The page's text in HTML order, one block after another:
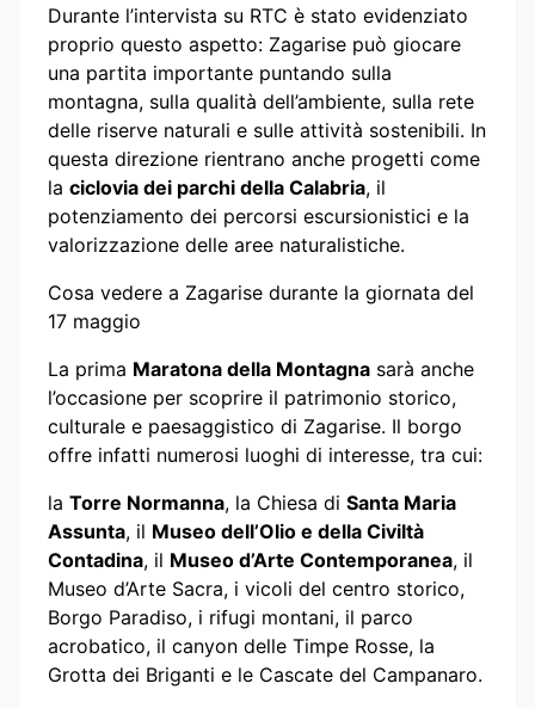
Durante l’intervista su RTC è stato evidenziato
proprio questo aspetto: Zagarise può giocare
una partita importante puntando sulla
montagna, sulla qualità dell’ambiente, sulla rete
delle riserve naturali e sulle attività sostenibili. In
questa direzione rientrano anche progetti come
la ciclovia dei parchi della Calabria, il
potenziamento dei percorsi escursionistici e la
valorizzazione delle aree naturalistiche.
Cosa vedere a Zagarise durante la giornata del
17 maggio
La prima Maratona della Montagna sarà anche
l’occasione per scoprire il patrimonio storico,
culturale e paesaggistico di Zagarise. Il borgo
offre infatti numerosi luoghi di interesse, tra cui:
la Torre Normanna, la Chiesa di Santa Maria
Assunta, il Museo dell’Olio e della Civiltà
Contadina, il Museo d’Arte Contemporanea, il
Museo d’Arte Sacra, i vicoli del centro storico,
Borgo Paradiso, i rifugi montani, il parco
acrobatico, il canyon delle Timpe Rosse, la
Grotta dei Briganti e le Cascate del Campanaro.